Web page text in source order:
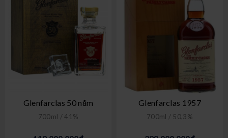
Glenfarclas 50 năm
700ml / 41%
Glenfarclas 1957
700ml / 50,3%